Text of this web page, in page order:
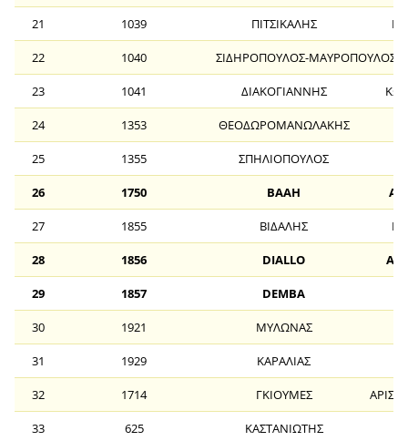
21 1039 ΠΙΤΣΙΚΑΛΗΣ
22 1040 ΣΙΔΗΡΟΠΟΥΛΟΣ-ΜΑΥΡΟΠΟΥΛΟΣ
23 1041 ΔΙΑΚΟΓΙΑΝΝΗΣ
24 1353 ΘΕΟΔΩΡΟΜΑΝΩΛΑΚΗΣ
25 1355 ΣΠΗΛΙΟΠΟΥΛΟΣ
26 1750 BAAH
27 1855 ΒΙΔΑΛΗΣ
28 1856 DIALLO
29 1857 DEMBA
30 1921 ΜΥΛΩΝΑΣ
31 1929 ΚΑΡΑΛΙΑΣ
32 1714 ΓΚΙΟΥΜΕΣ
33 625 ΚΑΣΤΑΝΙΩΤΗΣ